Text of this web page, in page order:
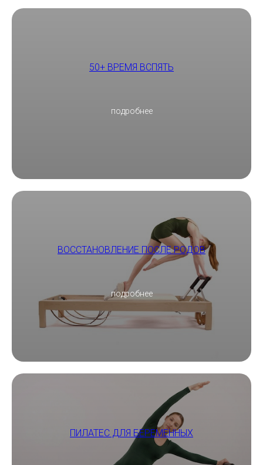
50+ ВРЕМЯ ВСПЯТЬ
подробнее
ВОССТАНОВЛЕНИЕ ПОСЛЕ РОДОВ
подробнее
ПИЛАТЕС ДЛЯ БЕРЕМЕННЫХ